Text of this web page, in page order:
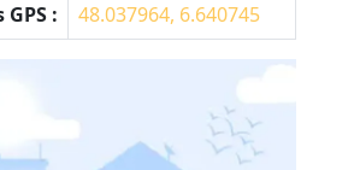
:
48.037964, 6.640745